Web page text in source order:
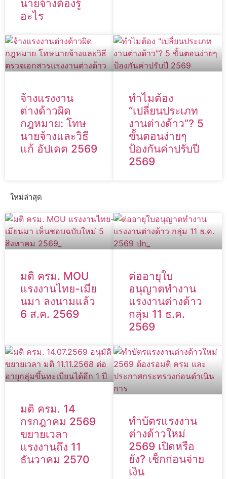
นายจ้างต้องรู้
อะไร
จ้างแรงงาน
ต่างด้าวผิด
กฎหมาย: โทษ
นายจ้างและวิธี
แก้ อัปเดต 2569
ทำไมต้อง
“เปลี่ยนประเภท
งานต่างด้าว”? 5
ขั้นตอนง่ายๆ
ป้องกันค่าปรับปี
2569
ใหม่ล่าสุด
มติ ครม. MOU
แรงงานไทย-เมีย
นมา ลงนามแล้ว
6 ส.ค. 2569
ต่ออายุใบ
อนุญาตทำงาน
แรงงานต่างด้าว
กลุ่ม 11 ธ.ค.
2569
มติ ครม. 14
กรกฎาคม 2569
ขยายเวลา
แรงงานถึง 11
ธันวาคม 2570
ทำบัตรแรงงาน
ต่างด้าวใหม่
2569 เปิดหรือ
ยัง? เช็กก่อนจ่าย
เงิน